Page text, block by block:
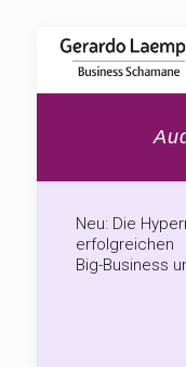
Neu: Die
erfolgreichen
Big-Business